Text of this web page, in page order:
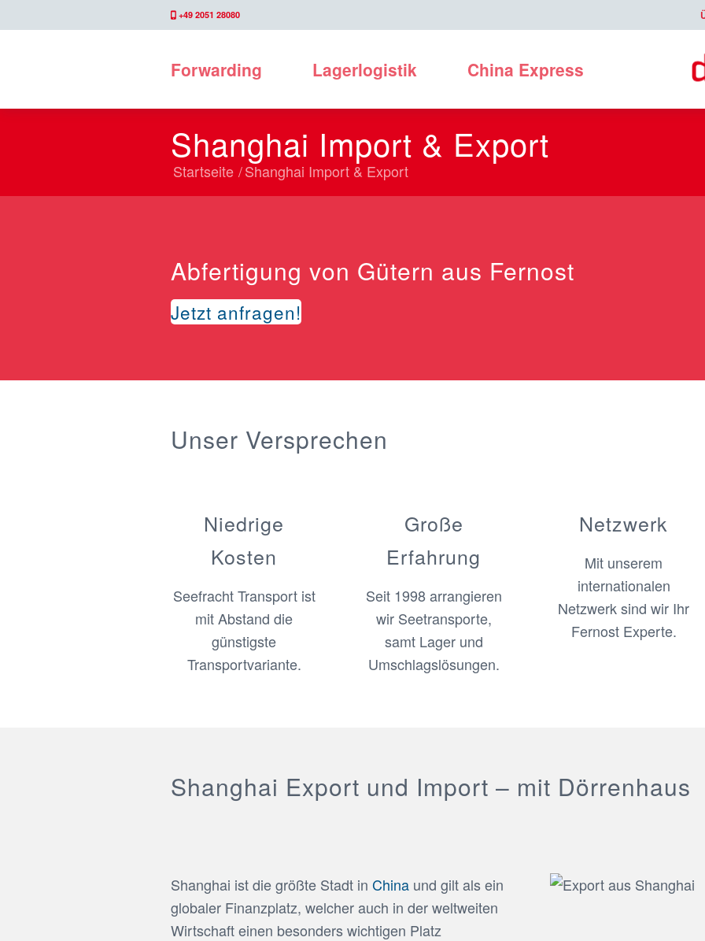
+49 2051 28080
Forwarding Lagerlogistik China Express
Shanghai Import & Export
Startseite /Shanghai Import & Export
Abfertigung von Gütern aus Fernost
Jetzt anfragen!
Unser Versprechen
Niedrige
Kosten
Seefracht Transport ist
mit Abstand die
günstigste
Transportvariante.
Große
Erfahrung
Seit 1998 arrangieren
wir Seetransporte,
samt Lager und
Umschlagslösungen.
Netzwerk
Mit unserem
internationalen
Netzwerk sind wir Ihr
Fernost Experte.
Shanghai Export und Import – mit Dörrenhaus
Shanghai ist die größte Stadt in China und gilt als ein
globaler Finanzplatz, welcher auch in der weltweiten
Wirtschaft einen besonders wichtigen Platz